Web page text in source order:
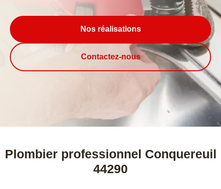
Nos réalisations
Contactez-nous
Plombier professionnel Conquereuil
44290